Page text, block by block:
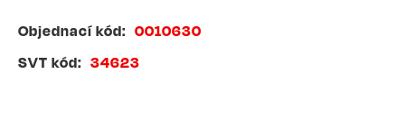
Objednací kód
0010630
SVT kód
34623